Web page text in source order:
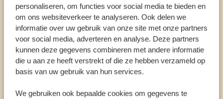
personaliseren, om functies voor social media te bieden en
om ons websiteverkeer te analyseren. Ook delen we
informatie over uw gebruik van onze site met onze partners
voor social media, adverteren en analyse. Deze partners
kunnen deze gegevens combineren met andere informatie
die u aan ze heeft verstrekt of die ze hebben verzameld op
basis van uw gebruik van hun services.
We gebruiken ook bepaalde cookies om gegevens te
ONZE SPECIALISTEN STAAN VOOR JE KLAAR
NL: +31 174 700 212
ANDERE LANDEN